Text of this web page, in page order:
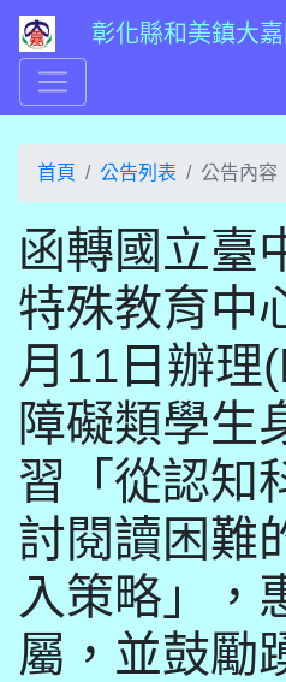
彰化縣和美鎮大
首頁 公告列表 公告內容
函轉國立臺
特殊教育中
月11日辦理
障礙類學生
習「從認知
討閱讀困難
入策略」，
屬，並鼓勵